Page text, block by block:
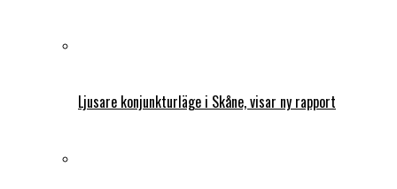
Ljusare konjunkturläge i Skåne, visar ny rapport